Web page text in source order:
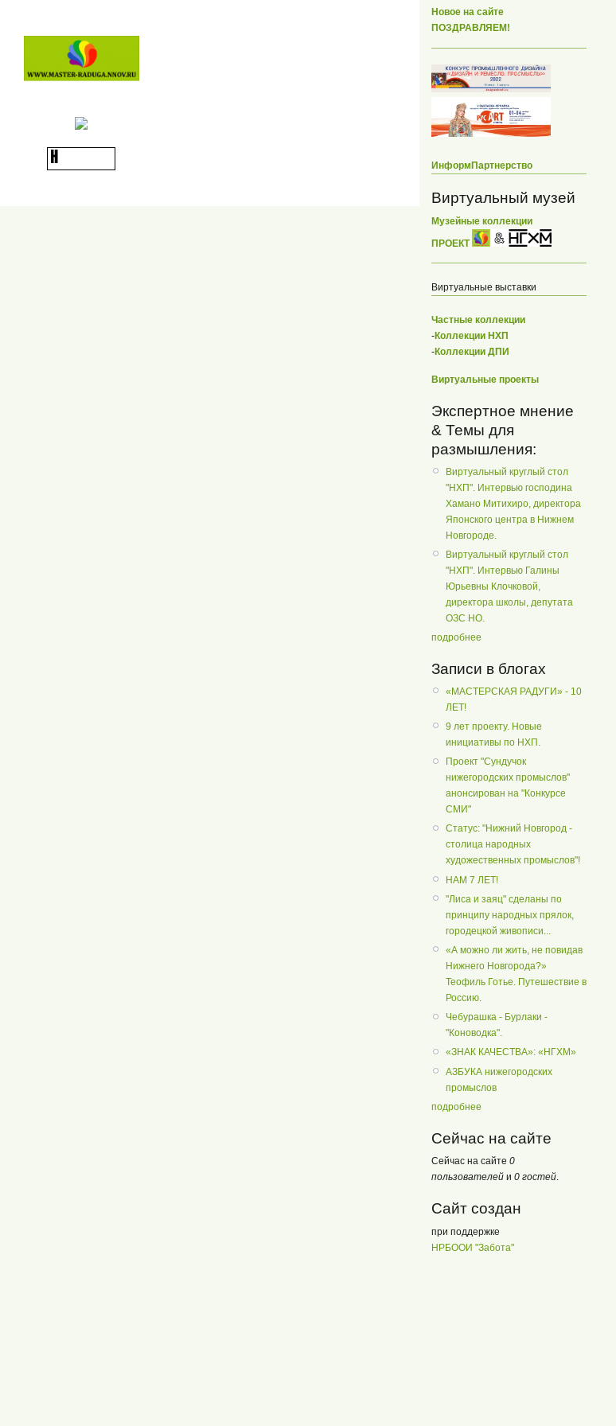
Новое на сайте
ПОЗДРАВЛЯЕМ!
ИнформПартнерство
Виртуальный музей
Музейные коллекции
ПРОЕКТ
Виртуальные выставки
Частные коллекции
-Коллекции НХП
-Коллекции ДПИ
Виртуальные проекты
Экспертное мнение
& Темы для
размышления:
Виртуальный круглый стол
"НХП". Интервью господина
Хамано Митихиро, директора
Японского центра в Нижнем
Новгороде.
Виртуальный круглый стол
"НХП". Интервью Галины
Юрьевны Клочковой,
директора школы, депутата
ОЗС НО.
подробнее
Записи в блогах
«МАСТЕРСКАЯ РАДУГИ» - 10
ЛЕТ!
9 лет проекту. Новые
инициативы по НХП.
Проект "Сундучок
нижегородских промыслов"
анонсирован на "Конкурсе
СМИ"
Статус: "Нижний Новгород -
столица народных
художественных промыслов"!
НАМ 7 ЛЕТ!
"Лиса и заяц" сделаны по
принципу народных прялок,
городецкой живописи...
«А можно ли жить, не повидав
Нижнего Новгорода?»
Теофиль Готье. Путешествие в
Россию.
Чебурашка - Бурлаки -
"Коноводка".
«ЗНАК КАЧЕСТВА»: «НГХМ»
АЗБУКА нижегородских
промыслов
подробнее
Сейчас на сайте
Сейчас на сайте 0
пользователей и 0 гостей
Сайт создан
при поддержке
НРБООИ "Забота"